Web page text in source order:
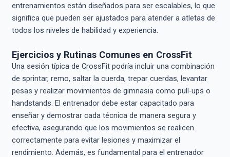
entrenamientos están diseñados para ser escalables, lo que
significa que pueden ser ajustados para atender a atletas de
todos los niveles de habilidad y experiencia.
Ejercicios y Rutinas Comunes en CrossFit
Una sesión típica de CrossFit podría incluir una combinación
de sprintar, remo, saltar la cuerda, trepar cuerdas, levantar
pesas y realizar movimientos de gimnasia como pull-ups o
handstands. El entrenador debe estar capacitado para
enseñar y demostrar cada técnica de manera segura y
efectiva, asegurando que los movimientos se realicen
correctamente para evitar lesiones y maximizar el
rendimiento. Además, es fundamental para el entrenador